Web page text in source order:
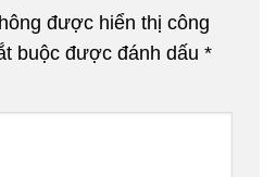
được hiển thị công
buộc được đánh dấu *